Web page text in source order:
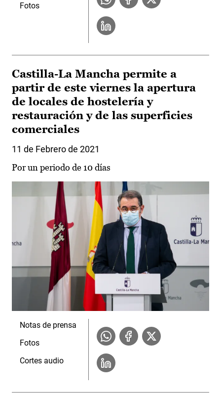
Fotos
Castilla-La Mancha permite a
partir de este viernes la apertura
de locales de hostelería y
restauración y de las superficies
comerciales
11 de Febrero de 2021
Por un periodo de 10 días
Notas de prensa
Fotos
Cortes audio